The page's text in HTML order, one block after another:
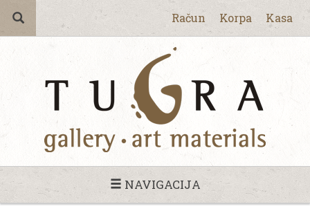
Račun Korpa Kasa
NAVIGACIJA